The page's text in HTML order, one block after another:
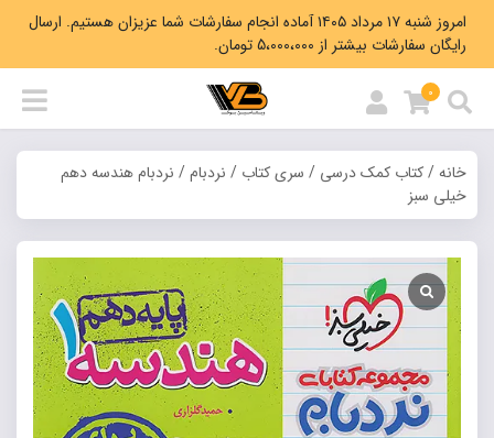
امروز شنبه ۱۷ مرداد ۱۴۰۵ آماده انجام سفارشات شما عزیزان هستیم. ارسال
رایگان سفارشات بیشتر از 5،000،000 تومان.
0
خانه/کتاب کمک درسی / سری کتاب / نردبام/ نردبام هندسه دهم
خیلی سبز